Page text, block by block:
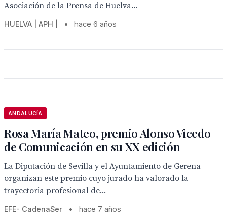
Asociación de la Prensa de Huelva...
HUELVA | APH | • hace 6 años
ANDALUCÍA
Rosa María Mateo, premio Alonso Vicedo
de Comunicación en su XX edición
La Diputación de Sevilla y el Ayuntamiento de Gerena
organizan este premio cuyo jurado ha valorado la
trayectoria profesional de...
EFE- CadenaSer • hace 7 años